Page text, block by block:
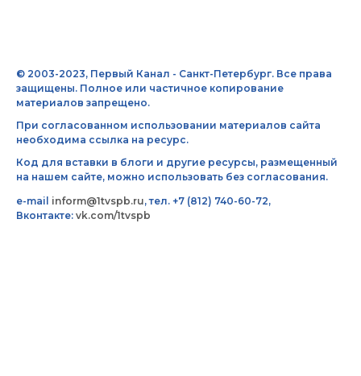
© 2003-2023, Первый Канал - Санкт-Петербург. Все права
защищены. Полное или частичное копирование
материалов запрещено.
При согласованном использовании материалов сайта
необходима ссылка на ресурс.
Код для вставки в блоги и другие ресурсы, размещенный
на нашем сайте, можно использовать без согласования.
e-mail inform@1tvspb.ru, тел. +7 (812) 740-60-72,
Вконтакте: vk.com/1tvspb